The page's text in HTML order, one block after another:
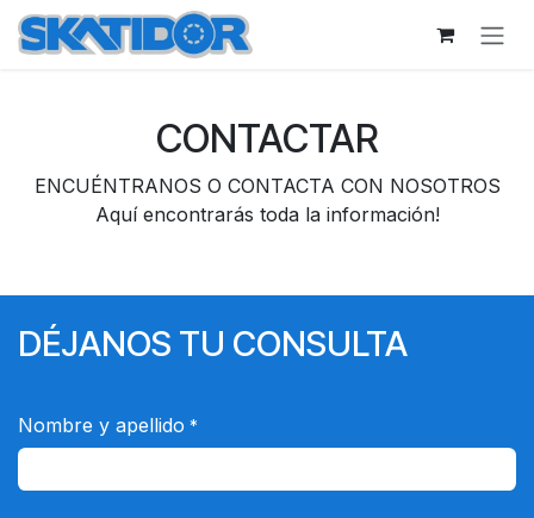
Ir al contenido
CONTACTAR
ENCUÉNTRANOS O CONTACTA CON NOSOTROS
Aquí encontrarás toda la información!
DÉJANOS TU CONSULTA
Nombre y apellido *